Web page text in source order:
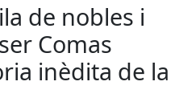
de nobles i
Comas
inèdita de la